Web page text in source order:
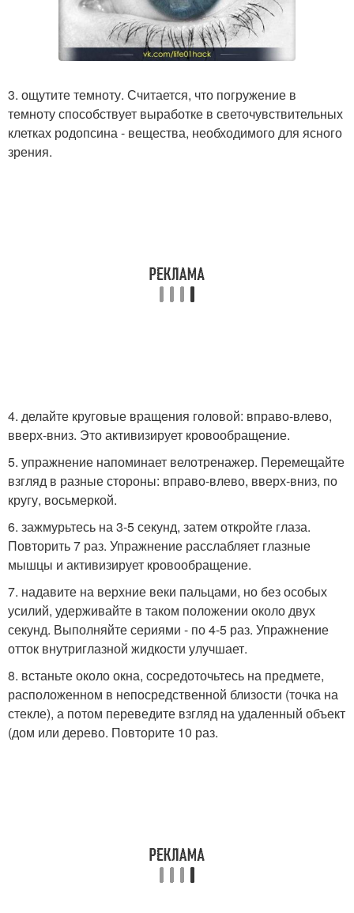
3. ощутите темноту. Считается, что погружение в
темноту способствует выработке в светочувствительных
клетках родопсина - вещества, необходимого для ясного
зрения.
4. делайте круговые вращения головой: вправо-влево,
вверх-вниз. Это активизирует кровообращение.
5. упражнение напоминает велотренажер. Перемещайте
взгляд в разные стороны: вправо-влево, вверх-вниз, по
кругу, восьмеркой.
6. зажмурьтесь на 3-5 секунд, затем откройте глаза.
Повторить 7 раз. Упражнение расслабляет глазные
мышцы и активизирует кровообращение.
7. надавите на верхние веки пальцами, но без особых
усилий, удерживайте в таком положении около двух
секунд. Выполняйте сериями - по 4-5 раз. Упражнение
отток внутриглазной жидкости улучшает.
8. встаньте около окна, сосредоточьтесь на предмете,
расположенном в непосредственной близости (точка на
стекле), а потом переведите взгляд на удаленный объект
(дом или дерево. Повторите 10 раз.